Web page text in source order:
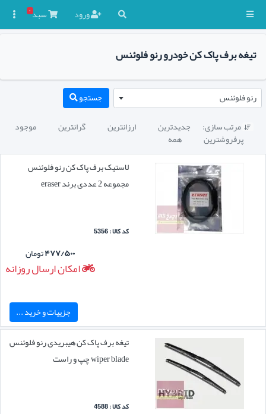
ورود سبد۰
تیغه برف پاک کن خودرو رنو فلوئنس
رنو فلوئنس جستجو
 مرتب سازی: جدیدترین ارزانترین گرانترین موجود
پرفروشترین
همه
لاستیک برف پاک کن رنو فلوئنس
مجموعه 2 عددی برند eraser
کد کالا : 5356
۴۷۷/۵۰۰تومان
امکان ارسال روزانه
جزییات و خرید ...
تیغه برف پاک کن هیبریدی رنو فلوئنس
wiper blade چپ و راست
کد کالا : 4588